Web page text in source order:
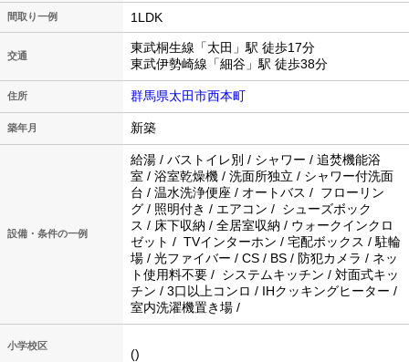
間取り一例 1LDK
交通
東武桐生線「太田」駅 徒歩17分
東武伊勢崎線「細谷」駅 徒歩38分
住所 群馬県太田市西本町
築年月 新築
設備・条件の一例
給湯 / バストイレ別 / シャワー / 追焚機能浴
室 / 浴室乾燥機 / 洗面所独立 / シャワー付洗面
台 / 温水洗浄便座 / オートバス / フローリン
グ / 照明付き / エアコン / シューズボック
ス / 床下収納 / 全居室収納 / ウォークインクロ
ゼット / TVインターホン / 宅配ボックス / 駐輪
場 / 光ファイバー / CS / BS / 防犯カメラ / ネッ
ト使用料不要 / システムキッチン / 対面式キッ
チン / 3口以上コンロ / IHクッキングヒーター /
室内洗濯機置き場 /
小学校区
()